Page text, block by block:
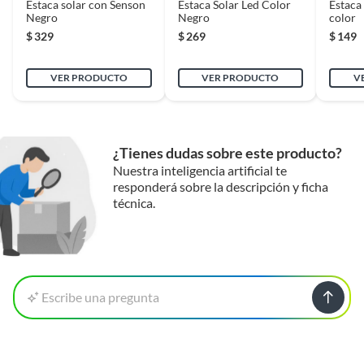
Garantía 1 año
Incluye ampolleta No
Marca Just Home Collection
Material de la base Plástico
Estaca solar con Senson
Negro
$329
VER PRODUCTO
Estaca Solar Led Color
Negro
$ 269
VER PRODUCTO
color
$149
¿Tienes dudas sobre este producto?
Nuestra inteligencia artificial te
responderá sobre la descripción y ficha
técnica.
Escribe una pregunta